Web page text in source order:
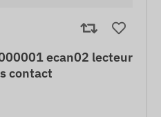
ecan02 lecteur
contact